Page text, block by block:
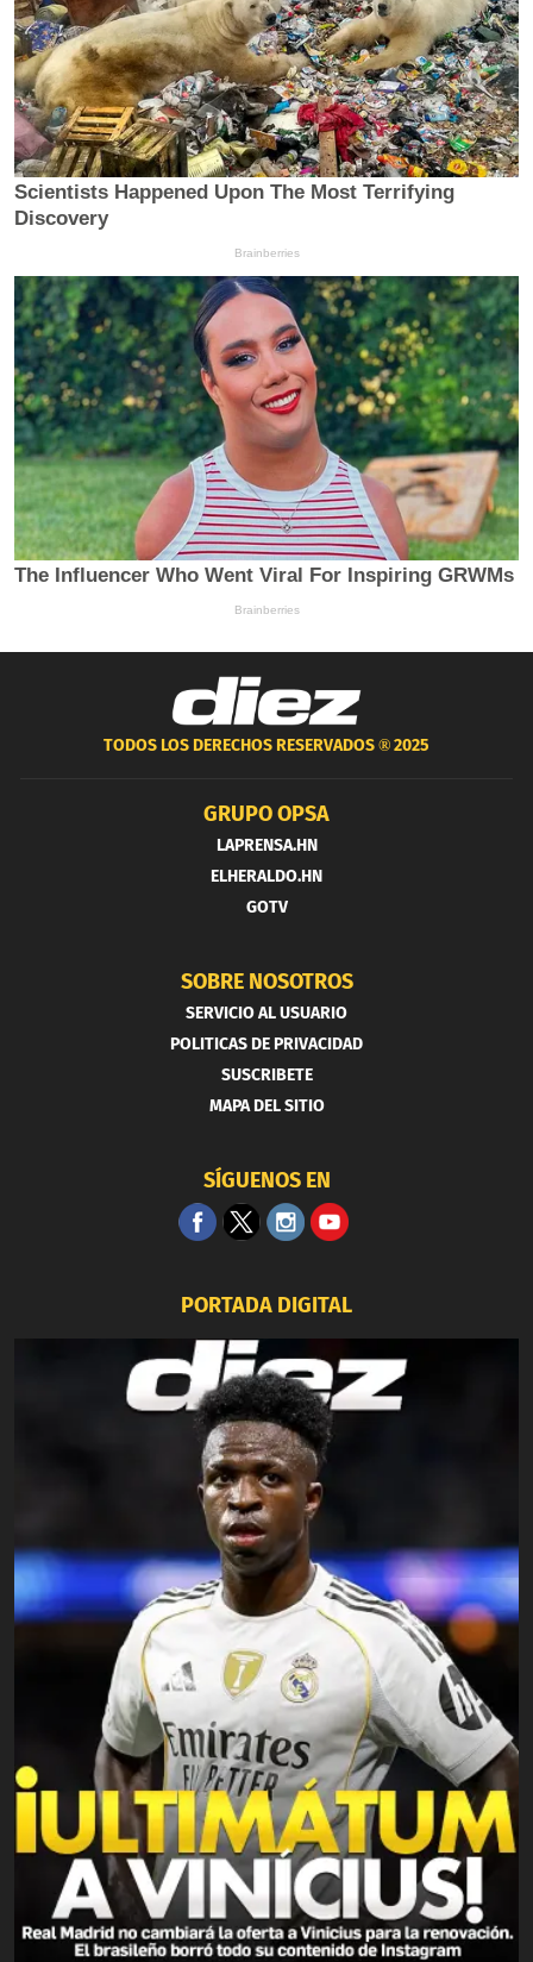
TODOS LOS DERECHOS RESERVADOS ®2025
GRUPO OPSA
LAPRENSA.HN
ELHERALDO.HN
GOTV
SOBRE NOSOTROS
SERVICIO AL USUARIO
POLITICAS DE PRIVACIDAD
SUSCRIBETE
MAPA DEL SITIO
SÍGUENOS EN
PORTADA DIGITAL